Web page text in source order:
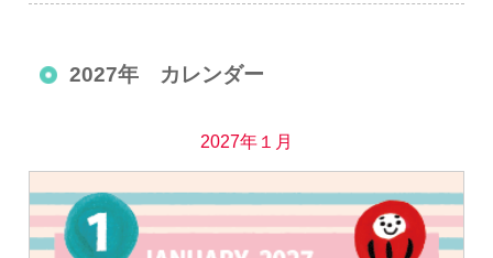
2027年 カレンダー
2027年１月